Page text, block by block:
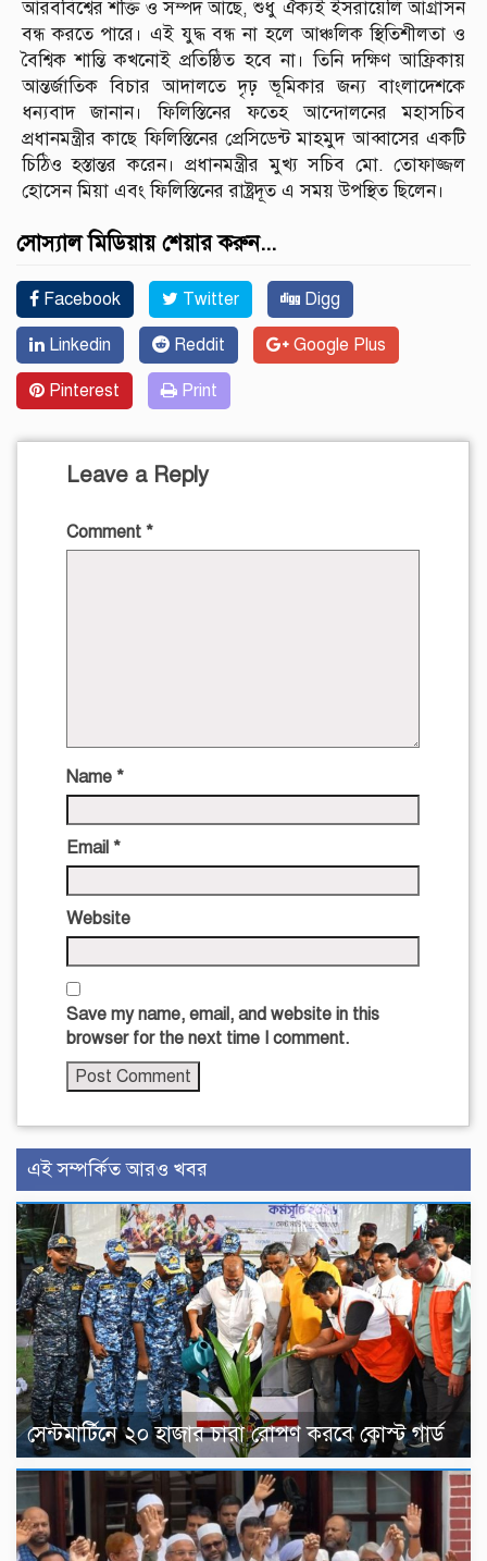
আরববিশ্বের শক্তি ও সম্পদ আছে, শুধু ঐক্যই ইসরায়েলি আগ্রাসন
বন্ধ করতে পারে। এই যুদ্ধ বন্ধ না হলে আঞ্চলিক স্থিতিশীলতা ও
বৈশ্বিক শান্তি কখনোই প্রতিষ্ঠিত হবে না। তিনি দক্ষিণ আফ্রিকায়
আন্তর্জাতিক বিচার আদালতে দৃঢ় ভূমিকার জন্য বাংলাদেশকে
ধন্যবাদ জানান। ফিলিস্তিনের ফতেহ আন্দোলনের মহাসচিব
প্রধানমন্ত্রীর কাছে ফিলিস্তিনের প্রেসিডেন্ট মাহমুদ আব্বাসের একটি
চিঠিও হস্তান্তর করেন। প্রধানমন্ত্রীর মুখ্য সচিব মো. তোফাজ্জল
হোসেন মিয়া এবং ফিলিস্তিনের রাষ্ট্রদূত এ সময় উপস্থিত ছিলেন।
সোস্যাল মিডিয়ায় শেয়ার করুন...
Facebook Twitter Digg
Linkedin Reddit Google Plus
Pinterest Print
Leave a Reply
Comment *
Name *
Email *
Website
Save my name, email, and website in this
browser for the next time I comment.
এই সম্পর্কিত আরও খবর
সেন্টমার্টিনে ২০ হাজার চারা রোপণ করবে কোস্ট গার্ড